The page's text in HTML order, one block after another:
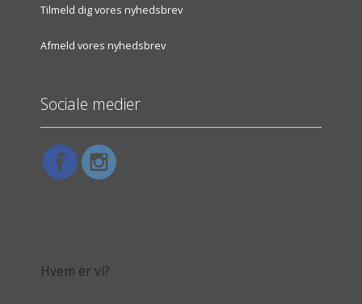
Tilmeld dig vores nyhedsbrev
Afmeld vores nyhedsbrev
Sociale medier
Hvem er vi?